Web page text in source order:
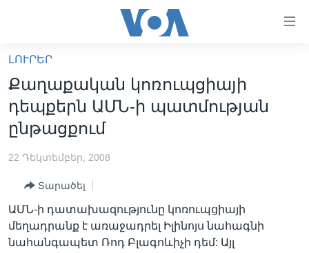
հիմնական
բովանդակությանը
անցնել
հիմնական
բովանդակությանը
բովանդակություն
ԼՈՒՐԵՐ
ՍՓՅՈՒՌՔ
IN ENGLISH
ՄԵՐ ՄԱՍԻՆ
«ԱՄԵՐԻԿԱՅԻ ՁԱՅՆ»-Ի ԿԱՆՈՆԱԴՐՈՒԹՅՈՒՆ
ՈՒԿՐԱԻՆԱԿԱՆ ՊԱՏԵՐԱԶՄ
ԼՈՒՐԵՐ
Քաղաքական կոռուպցիայի
դեպքերն ԱՄՆ-ի պատմության
ընթացքում
22 Դեկտեմբեր, 2008
Տարածել
ԱՄՆ-ի դատախազությունը կոռուպցիայի
մեղադրանք է առաջադրել Իլինոյս նահագնի
նահանգապետ Ռոդ Բլագոևիչի դեմ: Այլ